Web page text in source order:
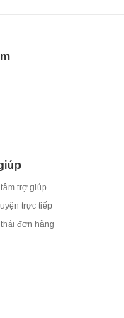
trợ giúp
trực tiếp
đơn hàng